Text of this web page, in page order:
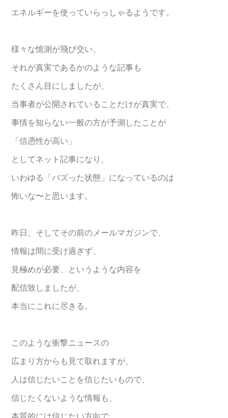
エネルギーを使っていらっしゃるようです。
様々な憶測が飛び交い、
それが真実であるかのような記事も
たくさん目にしましたが、
当事者が公開されていることだけが真実で、
事情を知らない一般の方が予測したことが
「信憑性が高い」
としてネット記事になり、
いわゆる「バズった状態」になっているのは
怖いな〜と思います。
昨日、そしてその前のメールマガジンで、
情報は間に受け過ぎず、
見極めが必要、というような内容を
配信致しましたが、
本当にこれに尽きる。
このような衝撃ニュースの
広まり方からも見て取れますが、
人は信じたいことを信じたいもので、
信じたくないような情報も、